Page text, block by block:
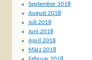
September 2018
August 2018
Juli 2018
Juni 2018
April 2018
März 2018